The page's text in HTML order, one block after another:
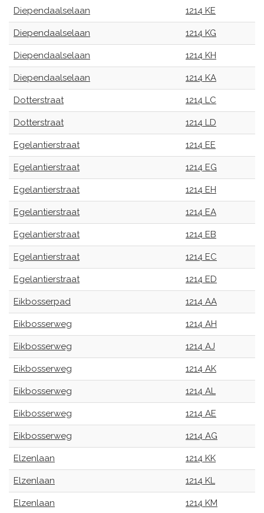
Diependaalselaan 1214 KE
Diependaalselaan 1214 KG
Diependaalselaan 1214 KH
Diependaalselaan 1214 KA
Dotterstraat 1214 LC
Dotterstraat 1214 LD
Egelantierstraat 1214 EE
Egelantierstraat 1214 EG
Egelantierstraat 1214 EH
Egelantierstraat 1214 EA
Egelantierstraat 1214 EB
Egelantierstraat 1214 EC
Egelantierstraat 1214 ED
Eikbosserpad 1214 AA
Eikbosserweg 1214 AH
Eikbosserweg 1214 AJ
Eikbosserweg 1214 AK
Eikbosserweg 1214 AL
Eikbosserweg 1214 AE
Eikbosserweg 1214 AG
Elzenlaan 1214 KK
Elzenlaan 1214 KL
Elzenlaan 1214 KM